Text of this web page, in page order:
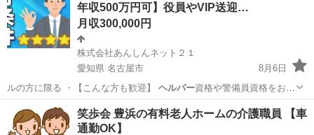
年収500万円可】役員やVIP送迎…
月収300,000円
株式会社あんしんネット２１
愛知県 名古屋市
8月6日
ルの方に限る ・【こんな方も歓迎】 ヘルパー資格や警備員資格をお持
ちの方【仕事内…
名古屋市 ドライバー 未経験
笑歩会 豊浜の有料老人ホームの介護職員 【車
通勤OK】